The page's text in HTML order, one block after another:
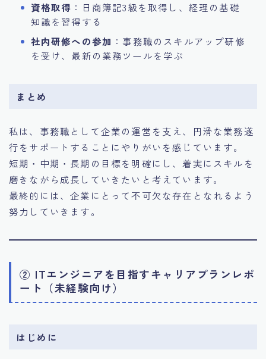
資格取得 ：日商簿記3級を取得し、経理の基礎
知識を習得する
社内研修への参加 ：事務職のスキルアップ研修
を受け、最新の業務ツールを学ぶ
まとめ
私は、事務職として企業の運営を支え、円滑な業務遂
行をサポートすることにやりがいを感じています。
短期・中期・長期の目標を明確にし、着実にスキルを
磨きながら成長していきたいと考えています。
最終的には、企業にとって不可欠な存在となれるよう
努力していきます。
② ITエンジニアを目指すキャリアプランレポ
ート（未経験向け）
はじめに